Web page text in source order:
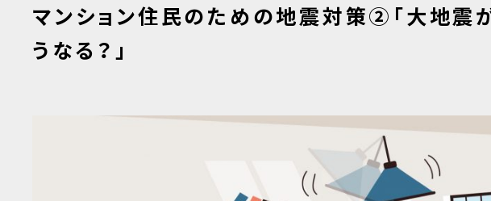
マンション住民のための地震対策②「大地震
うなる？」